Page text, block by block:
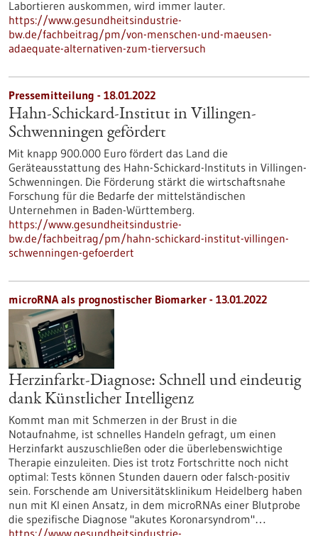
Labortieren auskommen, wird immer lauter.
https://www.gesundheitsindustrie-
bw.de/fachbeitrag/pm/von-menschen-und-maeusen-
adaequate-alternativen-zum-tierversuch
Pressemitteilung - 18.01.2022
Hahn-Schickard-Institut in Villingen-
Schwenningen gefördert
Mit knapp 900.000 Euro fördert das Land die
Geräteausstattung des Hahn-Schickard-Instituts in Villingen-
Schwenningen. Die Förderung stärkt die wirtschaftsnahe
Forschung für die Bedarfe der mittelständischen
Unternehmen in Baden-Württemberg.
https://www.gesundheitsindustrie-
bw.de/fachbeitrag/pm/hahn-schickard-institut-villingen-
schwenningen-gefoerdert
microRNA als prognostischer Biomarker - 13.01.2022
Herzinfarkt-Diagnose: Schnell und eindeutig
dank Künstlicher Intelligenz
Kommt man mit Schmerzen in der Brust in die
Notaufnahme, ist schnelles Handeln gefragt, um einen
Herzinfarkt auszuschließen oder die überlebenswichtige
Therapie einzuleiten. Dies ist trotz Fortschritte noch nicht
optimal: Tests können Stunden dauern oder falsch-positiv
sein. Forschende am Universitätsklinikum Heidelberg haben
nun mit KI einen Ansatz, in dem microRNAs einer Blutprobe
die spezifische Diagnose "akutes Koronarsyndrom"…
https://www.gesundheitsindustrie-